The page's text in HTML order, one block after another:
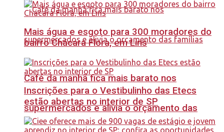
Café da manhã fica mais barato nos
supermercados e alivia o orçamento das
Mais água e esgoto para 300 moradores do
bairro Chácara Flora, em Lins
Inscrições para o Vestibulinho das Etecs
estão abertas no interior de SP